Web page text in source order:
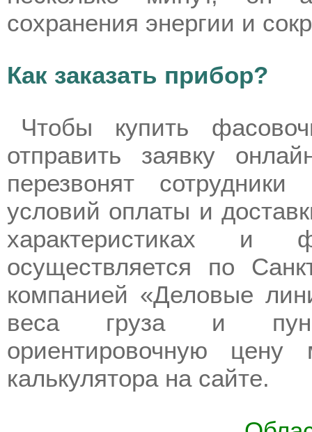
сохранения энергии и
Как заказать прибор?
Чтобы купить
отправить заявку
перезвонят
условий оплаты и
характеристиках и
осуществляется по
компанией «Деловые
веса груза и
ориентировочную
калькулятора на сайте.